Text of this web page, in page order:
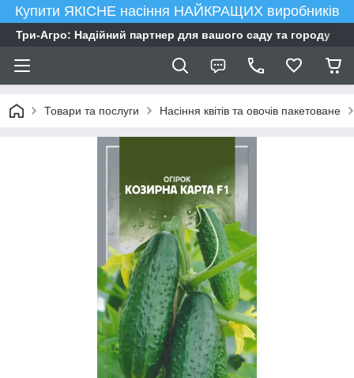
Купити ЯКІСНЕ насіння НАЙКРАЩИХ виробників
Три-Агро: Надійний партнер для вашого саду та городу
Товари та послуги Насіння квітів та овочів пакетоване